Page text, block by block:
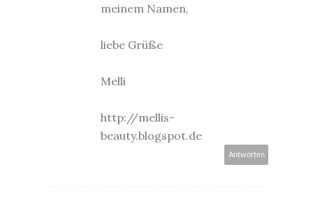
meinem Namen,
liebe Grüße
Melli
http://mellis-
beauty.blogspot.de
Antworten